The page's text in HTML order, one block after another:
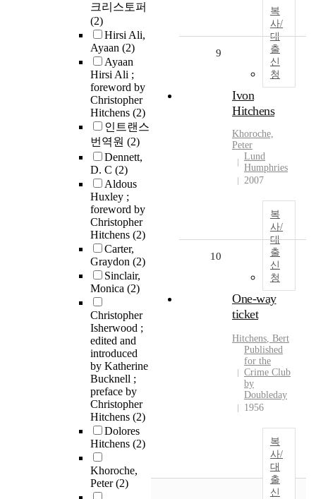
크리스토퍼
(2)
Hirsi Ali,
Ayaan (2)
Ayaan
Hirsi Ali ;
foreword by
Christopher
Hitchens (2)
인트랜스
번역원 (2)
Dennett,
D. C (2)
Aldous
Huxley ;
foreword by
Christopher
Hitchens (2)
Carter,
Graydon (2)
Sinclair,
Monica (2)
Christopher
Isherwood ;
edited and
introduced
by Katherine
Bucknell ;
preface by
Christopher
Hitchens (2)
Dolores
Hitchens (2)
Khoroche,
Peter(2)
복
사/
대
출
신
청
9
Ivon
Hitchens
Khoroche,
Peter
Lund
Humphries
2007
복
사/
대
출
신
청
10
One-way
ticket
Hitchens, Bert
Published
for the
Crime Club
by
Doubleday
1956
복
사/
대
출
신